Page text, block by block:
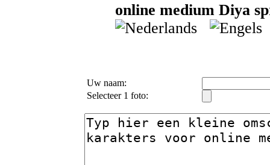
online medium Diya
Uw naam:
Selecteer 1 foto: